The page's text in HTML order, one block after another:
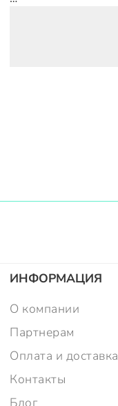
ИНФОРМАЦИЯ
О компании
Партнерам
Оплата и доставка
Контакты
Блог